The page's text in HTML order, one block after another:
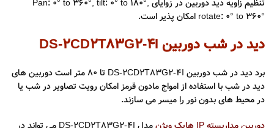
تنظیم زاویه دید دوربین در زوایای Pan: 0° to 360°, tilt: 0° to 180°,
rotate: 0° to 360° امکان پذیر است.
دید در شب دوربین DS-2CD2T83G2-4I
برد دید در شب دوربین DS-2CD2T83G2-4I تا ۸۰ متر است دوربین های
دید در شب با استفاده از امواج مادون قرمز امکان رویت تصاویر در شب یا
در محیط های بدون نور را میسر می سازند.